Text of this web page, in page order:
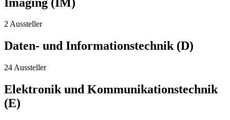
2 Aussteller
Daten- und Informationstechnik (D)
24 Aussteller
Elektronik und Kommunikationstechnik
(E)